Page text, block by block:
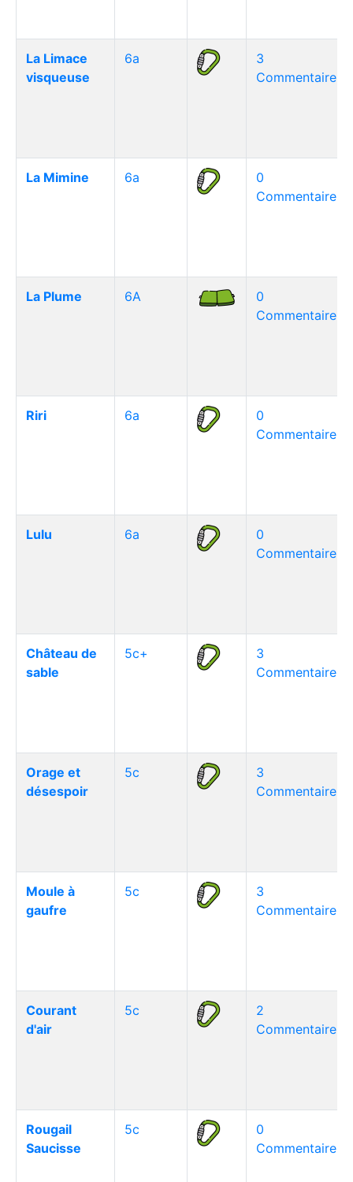
La Limace
visqueuse
6a
3
Commentaire(s)
La Mimine 6a
0
Commentaire(s)
La Plume 6A
0
Commentaire(s)
Riri 6a
0
Commentaire(s)
Lulu 6a
0
Commentaire(s)
Château de
sable
5c+
3
Commentaire(s)
Orage et
désespoir
5c
3
Commentaire(s)
Moule à
gaufre
5c
3
Commentaire(s)
Courant
d'air
5c
2
Commentaire(s)
Rougail
Saucisse
5c
0
Commentaire(s)